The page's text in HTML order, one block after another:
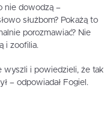
nie dowodzą –
służbom? Pokażą to
porozmawiać? Nie
i zoofilia.
wyszli i powiedzieli, że tak
– odpowiadał Fogiel.